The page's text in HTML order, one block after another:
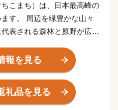
こまち）は、日本最高峰の
す。 周辺を緑豊かな山々
表される森林と原野が広が
の異なった４つの湖を有す
い評価を得ています。南は
系に挟まれた高原のため夏
、美しく豊かな自然を求め
報を見る
礼品を見る